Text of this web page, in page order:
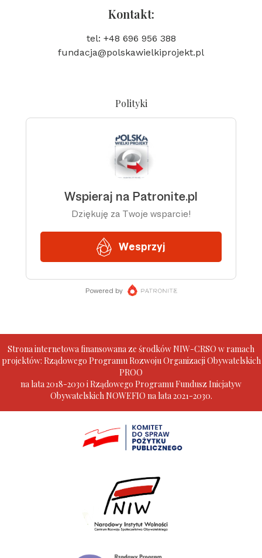
Kontakt:
tel: +48 696 956 388
fundacja@polskawielkiprojekt.pl
Polityki
Strona internetowa finansowana ze środków NIW-CRSO w ramach
projektów: Rządowego Programu Rozwoju Organizacji Obywatelskich
PROO
na lata 2018-2030 i Rządowego Programu Fundusz Inicjatyw
Obywatelskich NOWEFIO na lata 2021-2030.